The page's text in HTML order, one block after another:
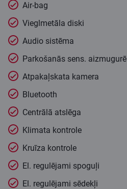
Air-bag
Vieglmetāla diski
Audio sistēma
Parkošanās sens. aizmugurē
Atpakaļskata kamera
Bluetooth
Centrālā atslēga
Klimata kontrole
Kruīza kontrole
El. regulējami spoguļi
El. regulējami sēdekļi